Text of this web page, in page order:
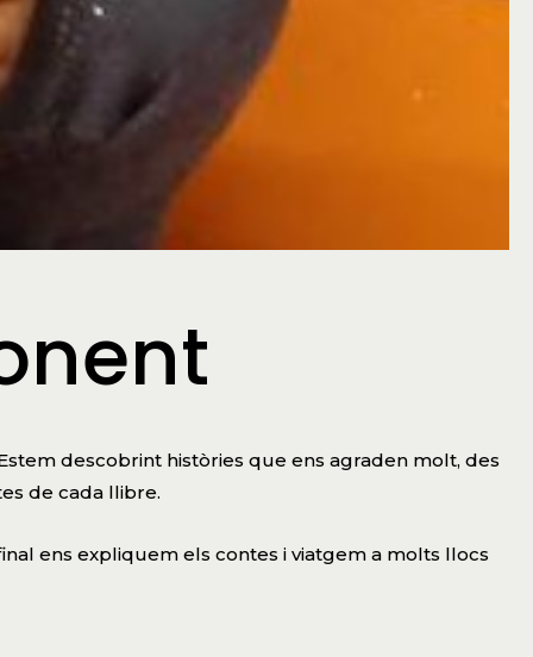
descobrint històries que ens agraden molt, des
de cada llibre.
ens expliquem els contes i viatgem a molts llocs